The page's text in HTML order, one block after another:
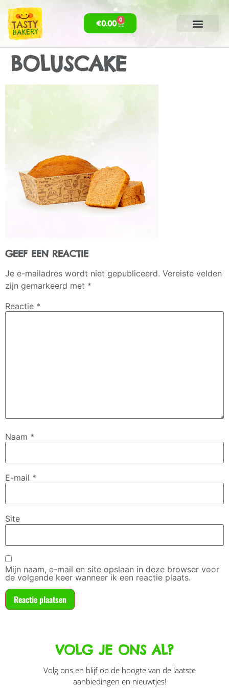
€0.00 0
BOLUSCAKE
GEEF EEN REACTIE
Je e-mailadres wordt niet gepubliceerd. Vereiste velden
zijn gemarkeerd met *
Reactie *
Naam *
E-mail *
Site
Mijn naam, e-mail en site opslaan in deze browser voor
de volgende keer wanneer ik een reactie plaats.
VOLG JE ONS AL?
Volg ons en blijf op de hoogte van de laatste
aanbiedingen en nieuwtjes!